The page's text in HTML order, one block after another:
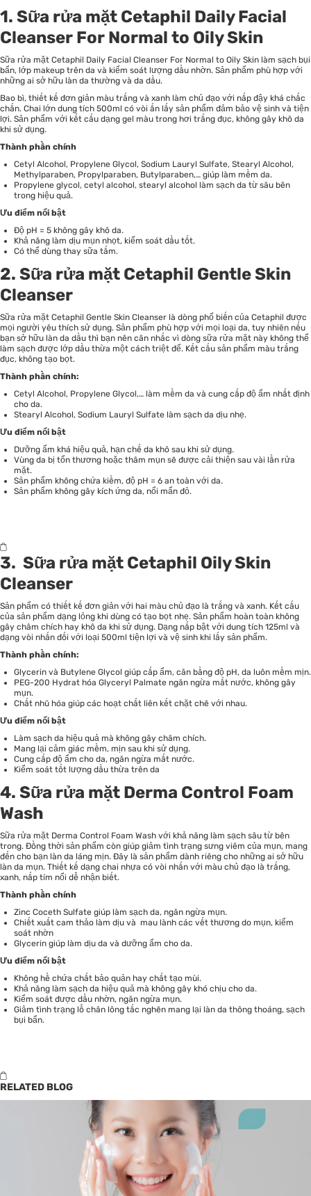
1. Sữa rửa mặt Cetaphil Daily Facial
Cleanser For Normal to Oily Skin
Sữa rửa mặt Cetaphil Daily Facial Cleanser For Normal to Oily Skin làm sạch bụi
bẩn, lớp makeup trên da và kiểm soát lượng dầu nhờn. Sản phẩm phù hợp với
những ai sở hữu làn da thường và da dầu.
Bao bì, thiết kế đơn giản màu trắng và xanh làm chủ đạo với nắp đậy khá chắc
chắn. Chai lớn dung tích 500ml có vòi ấn lấy sản phẩm đảm bảo vệ sinh và tiện
lợi. Sản phẩm với kết cấu dạng gel màu trong hơi trắng đục, không gây khô da
khi sử dụng.
Thành phần chính
Cetyl Alcohol, Propylene Glycol, Sodium Lauryl Sulfate, Stearyl Alcohol,
Methylparaben, Propylparaben, Butylparaben,… giúp làm mềm da.
Propylene glycol, cetyl alcohol, stearyl alcohol làm sạch da từ sâu bên
trong hiệu quả.
Ưu điểm nổi bật
Độ pH = 5 không gây khô da.
Khả năng làm dịu mụn nhọt, kiểm soát dầu tốt.
Có thể dùng thay sữa tắm.
2. Sữa rửa mặt Cetaphil Gentle Skin
Cleanser
Sữa rửa mặt Cetaphil Gentle Skin Cleanser là dòng phổ biến của Cetaphil được
mọi người yêu thích sử dụng. Sản phẩm phù hợp với mọi loại da, tuy nhiên nếu
bạn sở hữu làn da dầu thì bạn nên cân nhắc vì dòng sữa rửa mặt này không thể
làm sạch được lớp dầu thừa một cách triệt để. Kết cấu sản phẩm màu trắng
đục, không tạo bọt.
Thành phần chính:
Cetyl Alcohol, Propylene Glycol,… làm mềm da và cung cấp độ ẩm nhất định
cho da.
Stearyl Alcohol, Sodium Lauryl Sulfate làm sạch da dịu nhẹ.
Ưu điểm nổi bật
Dưỡng ẩm khá hiệu quả, hạn chế da khô sau khi sử dụng.
Vùng da bị tổn thương hoặc thâm mụn sẽ được cải thiện sau vài lần rửa
mặt.
Sản phẩm không chứa kiềm, độ pH = 6 an toàn với da.
Sản phẩm không gây kích ứng da, nổi mẩn đỏ.
3. Sữa rửa mặt Cetaphil Oily Skin
Cleanser
Sản phẩm có thiết kế đơn giản với hai màu chủ đạo là trắng và xanh. Kết cấu
của sản phẩm dạng lỏng khi dùng có tạo bọt nhẹ. Sản phẩm hoàn toàn không
gây châm chích hay khô da khi sử dụng. Dạng nắp bật với dung tích 125ml và
dạng vòi nhấn đối với loại 500ml tiện lợi và vệ sinh khi lấy sản phẩm.
Thành phần chính:
Glycerin và Butylene Glycol giúp cấp ẩm, cân bằng độ pH, da luôn mềm mịn.
PEG-200 Hydrat hóa Glyceryl Palmate ngăn ngừa mất nước, không gây
mụn.
Chất nhũ hóa giúp các hoạt chất liên kết chặt chẽ với nhau.
Ưu điểm nổi bật
Làm sạch da hiệu quả mà không gây châm chích.
Mang lại cảm giác mềm, mịn sau khi sử dụng.
Cung cấp độ ẩm cho da, ngăn ngừa mất nước.
Kiểm soát tốt lượng dầu thừa trên da
4. Sữa rửa mặt Derma Control Foam
Wash
Sữa rửa mặt Derma Control Foam Wash với khả năng làm sạch sâu từ bên
trong. Đồng thời sản phẩm còn giúp giảm tình trạng sưng viêm của mụn, mang
đến cho bạn làn da láng mịn. Đây là sản phẩm dành riêng cho những ai sở hữu
làn da mụn. Thiết kế dạng chai nhựa có vòi nhấn với màu chủ đạo là trắng,
xanh, nắp tím nổi dễ nhận biết.
Thành phần chính
Zinc Coceth Sulfate giúp làm sạch da, ngăn ngừa mụn.
Chiết xuất cam thảo làm dịu và mau lành các vết thương do mụn, kiểm
soát nhờn
Glycerin giúp làm dịu da và dưỡng ẩm cho da.
Ưu điểm nổi bật
Không hề chứa chất bảo quản hay chất tạo mùi.
Khả năng làm sạch da hiệu quả mà không gây khó chịu cho da.
Kiểm soát được dầu nhờn, ngăn ngừa mụn.
Giảm tình trạng lỗ chân lông tắc nghẽn mang lại làn da thông thoáng, sạch
bụi bẩn.
RELATED BLOG